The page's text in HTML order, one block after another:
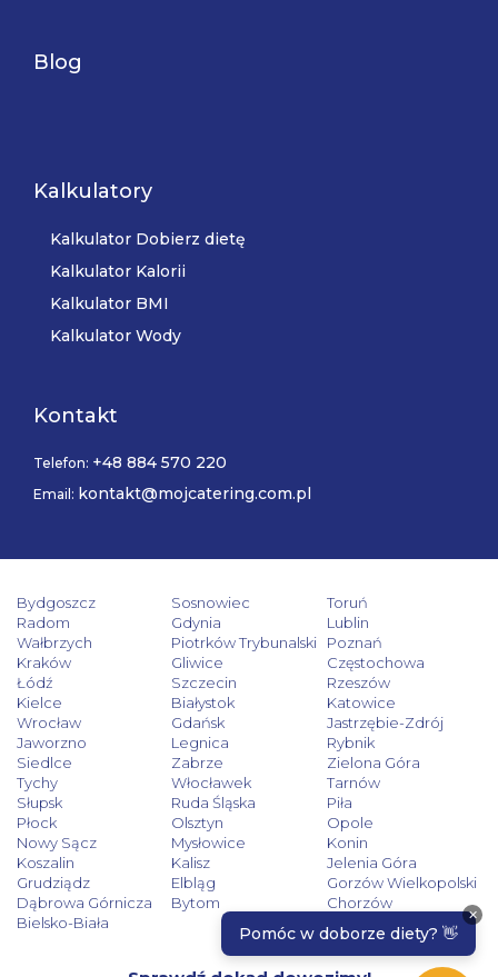
Blog
Kalkulatory
Kalkulator Dobierz dietę
Kalkulator Kalorii
Kalkulator BMI
Kalkulator Wody
Kontakt
Telefon: +48 884 570 220
Email: kontakt@mojcatering.com.pl
Bydgoszcz Sosnowiec
Toruń
Radom
Gdynia
Lublin
Wałbrzych
Piotrków Trybunalski
Poznań
Kraków
Gliwice
Częstochowa
Łódź
Szczecin
Rzeszów
Kielce
Białystok
Katowice
Wrocław
Gdańsk
Jastrzębie-Zdrój
Jaworzno
Legnica
Rybnik
Siedlce
Zabrze
Zielona Góra
Tychy
Włocławek
Tarnów
Słupsk
Ruda Śląska
Piła
Płock
Olsztyn
Opole
Nowy Sącz
Mysłowice
Konin
Koszalin
Kalisz
Jelenia Góra
Grudziądz
Elbląg
Gorzów Wielkopolski
Dąbrowa Górnicza
Bytom
Chorzów
Bielsko-Biała